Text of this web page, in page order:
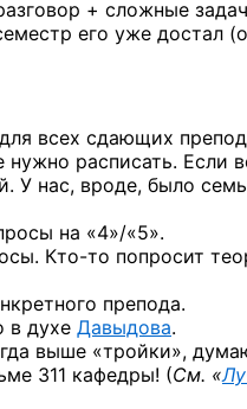
+ сложные
его уже достал
всех сдающих
расписать. Если
У нас, вроде, было
на «4»/«5».
Кто-то попросит
препода.
в духе Давыдова.
выше «тройки»,
311 кафедры! (См. «